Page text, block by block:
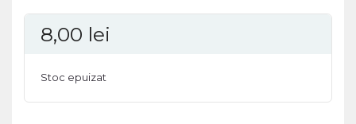
8,00 lei
Stoc epuizat